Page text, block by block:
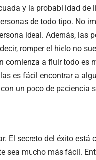
y la probabilidad de
de todo tipo. No
ideal. Además, las
romper el hielo no
comienza a fluir todo es
es fácil encontrar a
un poco de paciencia
El secreto del éxito está
sea mucho más fácil.